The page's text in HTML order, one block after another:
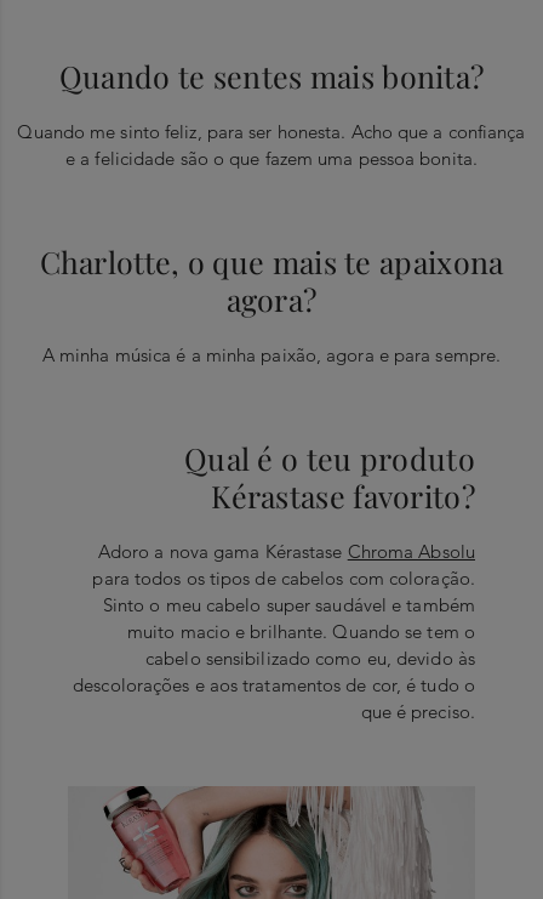
Quando te sentes mais bonita?
Quando me sinto feliz, para ser honesta. Acho que a confiança
e a felicidade são o que fazem uma pessoa bonita.
Charlotte, o que mais te apaixona
agora?
A minha música é a minha paixão, agora e para sempre.
Qual é o teu produto
Kérastase favorito?
Adoro a nova gama Kérastase Chroma Absolu
para todos os tipos de cabelos com coloração.
Sinto o meu cabelo super saudável e também
muito macio e brilhante. Quando se tem o
cabelo sensibilizado como eu, devido às
descolorações e aos tratamentos de cor, é tudo o
que é preciso.